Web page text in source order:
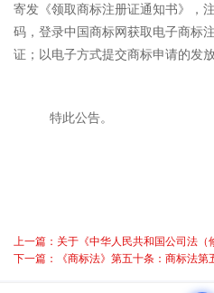
寄发《领取商标注册证通知书》，
码，登录中国商标网获取电子商标
证；以电子方式提交商标申请的发
特此公告。
上一篇：关于《中华人民共和国公司法
下一篇：《商标法》第五十条：商标法第